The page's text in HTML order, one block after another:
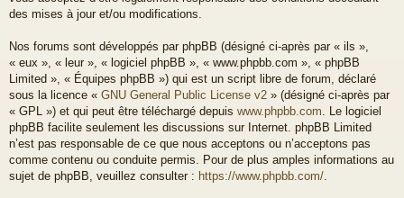
des mises à jour et/ou modifications.
Nos forums sont développés par phpBB (désigné ci-après par « ils »,
« eux », « leur », « logiciel phpBB », « www.phpbb.com », « phpBB
Limited », « Équipes phpBB ») qui est un script libre de forum, déclaré
sous la licence « GNU General Public License v2 » (désigné ci-après par
« GPL ») et qui peut être téléchargé depuis www.phpbb.com . Le logiciel
phpBB facilite seulement les discussions sur Internet. phpBB Limited
n’est pas responsable de ce que nous acceptons ou n’acceptons pas
comme contenu ou conduite permis. Pour de plus amples informations au
sujet de phpBB, veuillez consulter : https://www.phpbb.com/